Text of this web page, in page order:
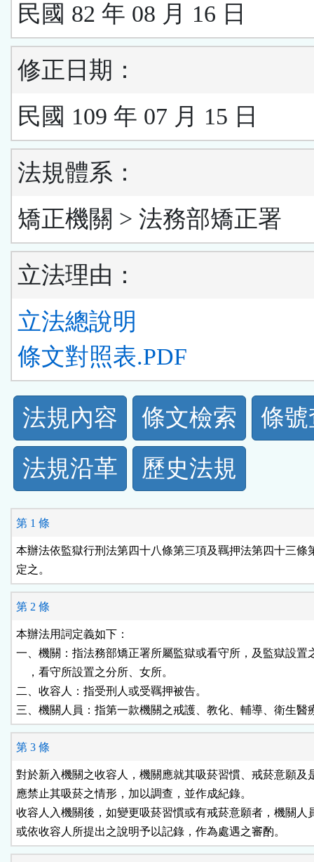
民國 82 年 08 月 16 日
修正日期：
民國 109 年 07 月 15 日
法規體系：
矯正機關 > 法務部矯正署
立法理由：
立法總說明
條文對照表.PDF
法
規
功
能
按
鈕
區
法規內容 條文檢索
條
法規沿革
歷史法規
第 1 條
本辦法依監獄行刑法第四十八條第三項及羈押法第四十三條
定之。
第 2 條
本辦法用詞定義如下：
一、機關：指法務部矯正署所屬監獄或看守所，及監獄設置
    ，看守所設置之分所、女所。
二、收容人：指受刑人或受羈押被告。
三、機關人員：指第一款機關之戒護、教化、輔導、衛生醫
第 3 條
對於新入機關之收容人，機關應就其吸菸習慣、戒菸意願及
應禁止其吸菸之情形，加以調查，並作成紀錄。
收容人入機關後，如變更吸菸習慣或有戒菸意願者，機關人
或依收容人所提出之說明予以記錄，作為處遇之審酌。